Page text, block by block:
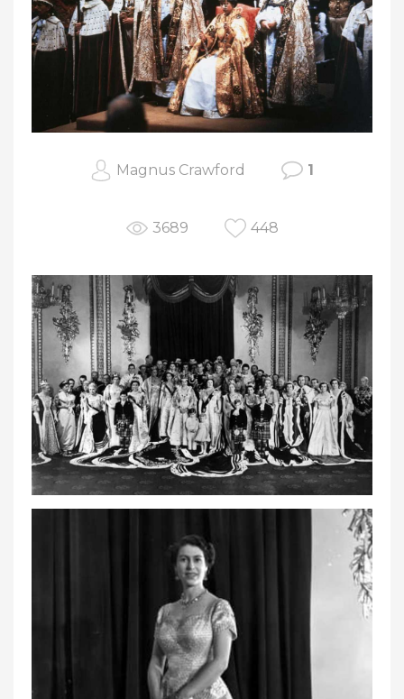
Magnus Crawford 1
3689 448